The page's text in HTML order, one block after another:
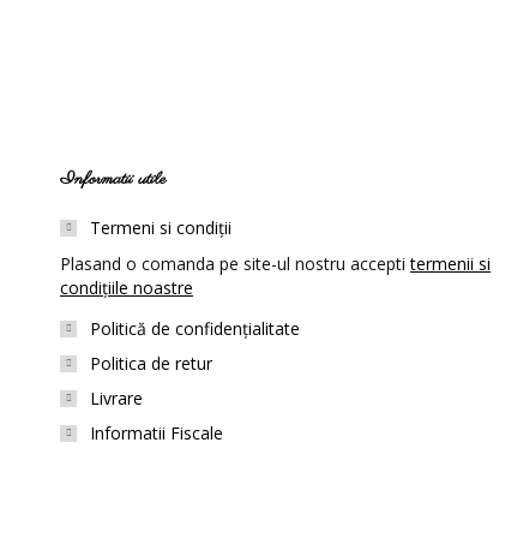
Informatii utile
Termeni si condiții
Plasand o comanda pe site-ul nostru acceptitermenii si
condițiile noastre
Politică de confidențialitate
Politica de retur
Livrare
Informatii Fiscale